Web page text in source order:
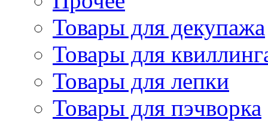
Товары для декупажа
Товары для
Товары для лепки
Товары для пэчворка